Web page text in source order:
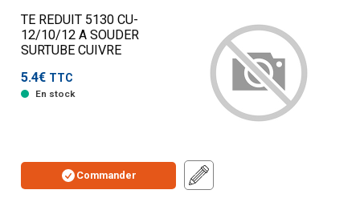
TE REDUIT 5130 CU-
12/10/12 A SOUDER
SURTUBE CUIVRE
5.4€ TTC
En stock
Commander